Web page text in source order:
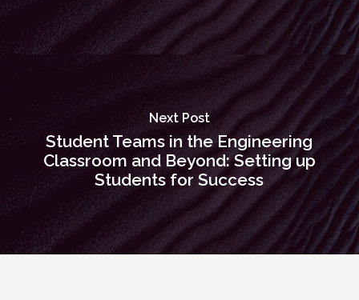
Next Post
Student Teams in the Engineering
Classroom and Beyond: Setting up
Students for Success